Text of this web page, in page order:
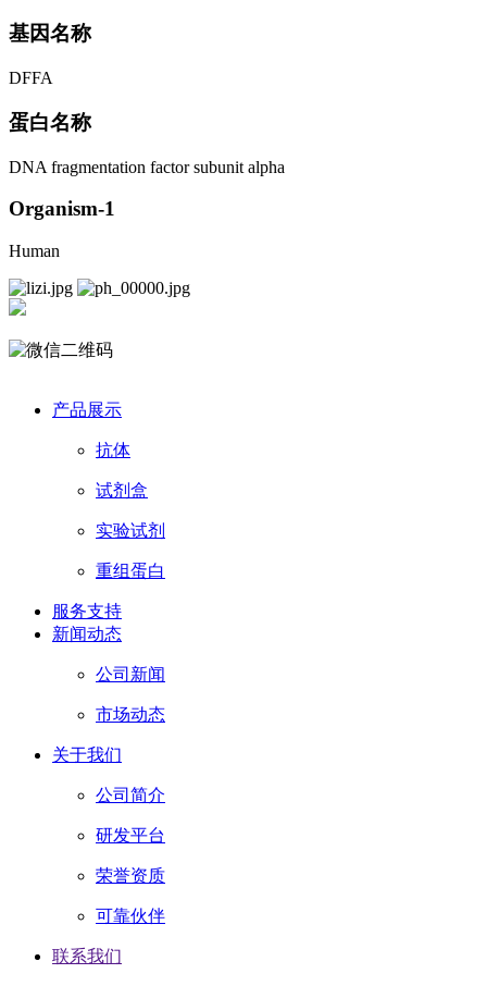
基因名称
DFFA
蛋白名称
DNA fragmentation factor subunit alpha
Organism-1
Human
产品展示
抗体
试剂盒
实验试剂
重组蛋白
服务支持
新闻动态
公司新闻
市场动态
关于我们
公司简介
研发平台
荣誉资质
可靠伙伴
联系我们